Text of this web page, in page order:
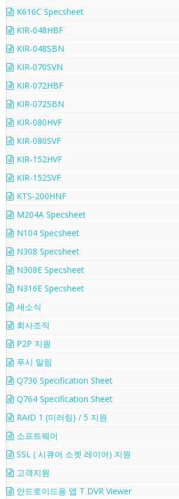
K616C Specsheet
KIR-048HBF
KIR-048SBN
KIR-070SVN
KIR-072HBF
KIR-072SBN
KIR-080HVF
KIR-080SVF
KIR-152HVF
KIR-152SVF
KTS-200HNF
M204A Specsheet
N104 Specsheet
N308 Specsheet
N308E Specsheet
N316E Specsheet
새소식
회사조직
P2P 지원
푸시 알림
Q736 Specification Sheet
Q764 Specification Sheet
RAID 1 (미러링) / 5 지원
소프트웨어
SSL ( 시큐어 소켓 레이어) 지원
고객지원
안드로이드용 앱 T DVR Viewer